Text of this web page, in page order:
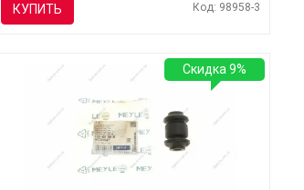
КУПИТЬ Код: 98958-3
Скидка 9%